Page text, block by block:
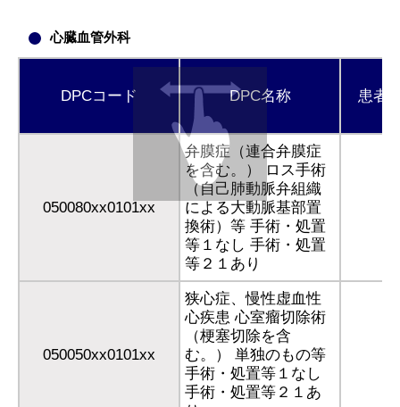
心臓血管外科
DPCコード DPC名称 患者
050080xx0101xx
弁膜症（連合弁膜症
を含む。） ロス手術
（自己肺動脈弁組織
による大動脈基部置
換術）等 手術・処置
等１なし 手術・処置
等２１あり
050050xx0101xx
狭心症、慢性虚血性
心疾患 心室瘤切除術
（梗塞切除を含
む。） 単独のもの等
手術・処置等１なし
手術・処置等２１あ